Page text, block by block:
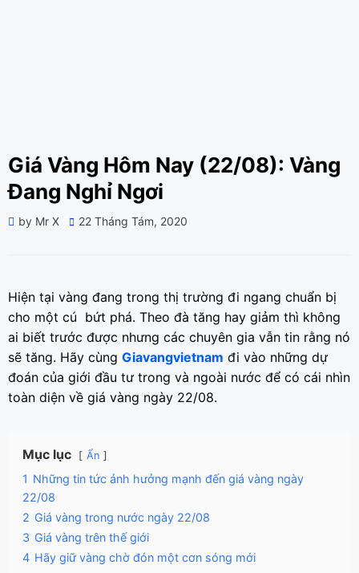
Giá Vàng Hôm Nay (22/08): Vàng
Đang Nghỉ Ngơi
by Mr X
Posted
22 Tháng Tám, 2020
Hiện tại vàng đang trong thị trường đi ngang chuẩn bị
cho một cú bứt phá. Theo đà tăng hay giảm thì không
ai biết trước được nhưng các chuyên gia vẫn tin rằng nó
sẽ tăng. Hãy cùng Giavangvietnam đi vào những dự
đoán của giới đầu tư trong và ngoài nước để có cái nhìn
toàn diện về giá vàng ngày 22/08.
Mục lục Ẩn
1 Những tin tức ảnh hưởng mạnh đến giá vàng ngày
22/08
2 Giá vàng trong nước ngày 22/08
3 Giá vàng trên thế giới
4 Hãy giữ vàng chờ đón một cơn sóng mới